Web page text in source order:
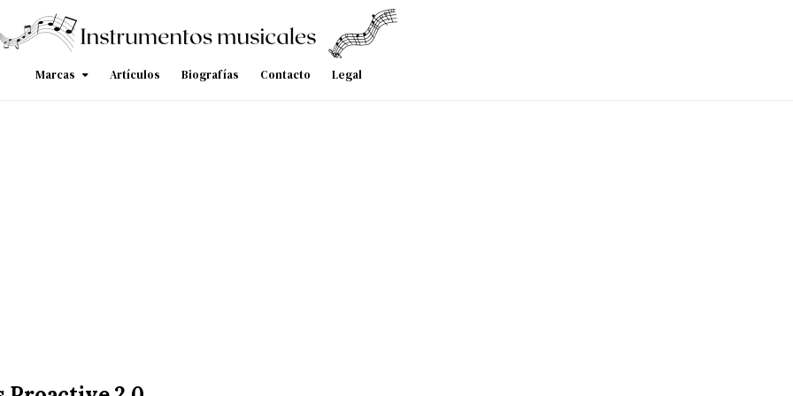
Marcas Artículos Biografías Contacto Legal